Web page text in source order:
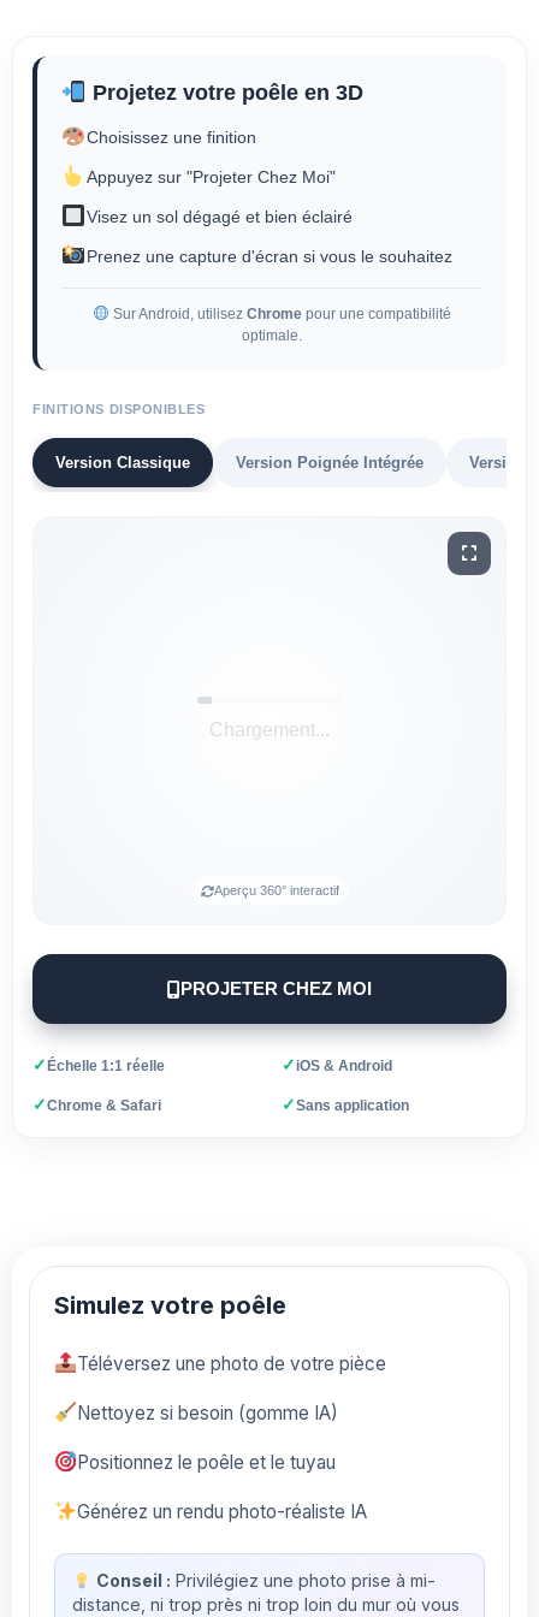
Projetez votre poêle en 3D
Choisissez une finition
Appuyez sur "Projeter Chez Moi"
Visez un sol dégagé et bien éclairé
Prenez une capture d'écran si vous le souhaitez
Sur Android, utilisez Chromepour une compatibilité
optimale.
FINITIONS DISPONIBLES
Version Classique Version Poignée Intégrée Version
Aperçu 360° interactif
PROJETER CHEZ MOI
✓Échelle 1:1 réelle ✓iOS & Android
✓Chrome & Safari ✓Sans application
Simulez votre poêle
Téléversez une photo de votre pièce
Nettoyez si besoin (gomme IA)
Positionnez le poêle et le tuyau
Générez un rendu photo-réaliste IA
Conseil : Privilégiez une photo prise à mi-
distance, ni trop près ni trop loin du mur où vous